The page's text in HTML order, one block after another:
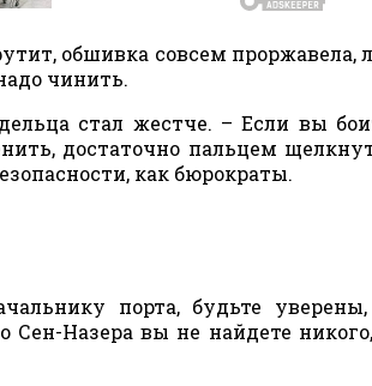
обшивка совсем проржавела,
чинить.
стал жестче. – Если вы
достаточно пальцем
как бюрократы.
порта, будьте
Сен-Назера вы не найдете